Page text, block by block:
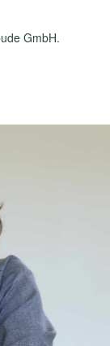
GmbH.